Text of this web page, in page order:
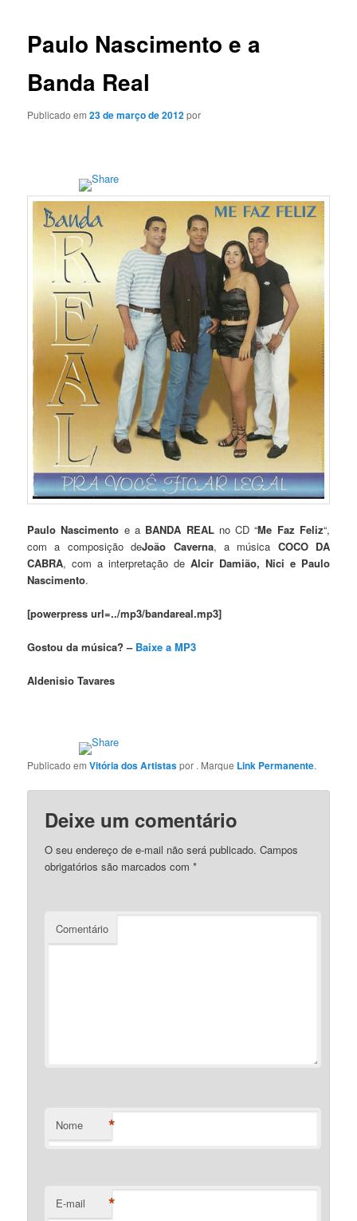
Paulo Nascimento e a
Banda Real
Publicado em23 de março de 2012por
Paulo Nascimento e a BANDA REALno CD “Me Faz Feliz“,
com a composição deJoão Caverna, a música COCO DA
CABRA, com a interpretação de Alcir Damião, Nici e Paulo
Nascimento.
[powerpress url=../mp3/bandareal.mp3]
Gostou da música? – Baixe a MP3
Aldenisio Tavares
Publicado emVitória dos Artistaspor . Marque Link Permanente.
Deixe um comentário
O seu endereço de e-mail não será publicado. Campos
obrigatórios são marcados com*
Comentário
Nome *
E-mail *